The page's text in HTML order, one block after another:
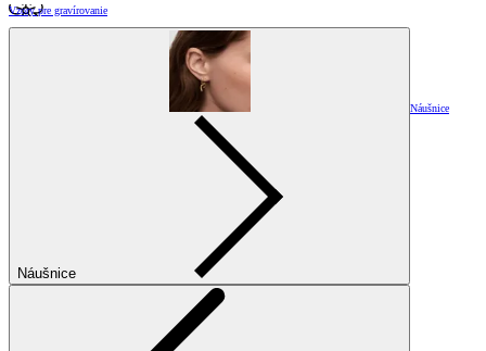
Vzory pre gravírovanie
Náušnice
Náušnice